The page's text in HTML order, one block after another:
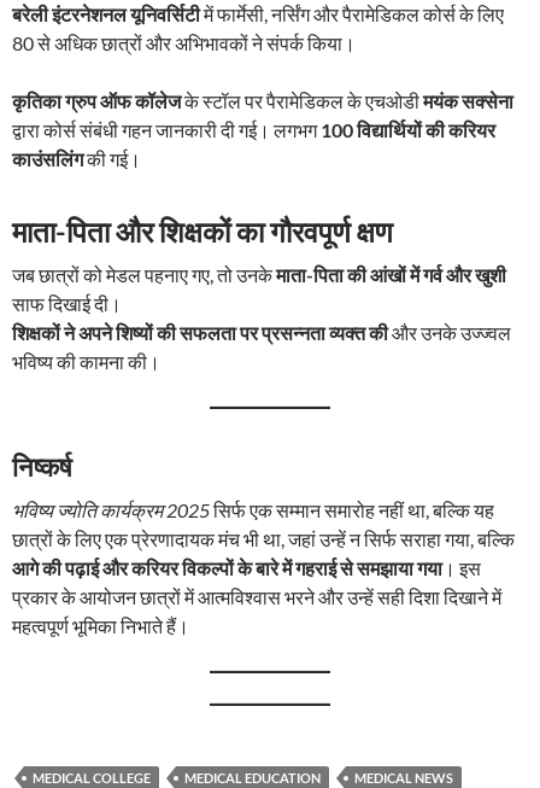
बरेली इंटरनेशनल यूनिवर्सिटीमें फार्मेसी, नर्सिंग और पैरामेडिकल कोर्स के लिए
80 से अधिक छात्रों और अभिभावकों ने संपर्क किया।
कृतिका ग्रुप ऑफ कॉलेजके स्टॉल पर पैरामेडिकल के एचओडीमयंक सक्सेना
द्वारा कोर्स संबंधी गहन जानकारी दी गई। लगभग100 विद्यार्थियों की करियर
काउंसलिंगकी गई।
माता-पिता और शिक्षकों का गौरवपूर्ण क्षण
जब छात्रों को मेडल पहनाए गए, तो उनकेमाता-पिता की आंखों में गर्व और खुशी
साफ दिखाई दी।
शिक्षकों ने अपने शिष्यों की सफलता पर प्रसन्नता व्यक्त कीऔर उनके उज्ज्वल
भविष्य की कामना की।
निष्कर्ष
भविष्य ज्योति कार्यक्रम 2025सिर्फ एक सम्मान समारोह नहीं था, बल्कि यह
छात्रों के लिए एक प्रेरणादायक मंच भी था, जहां उन्हें न सिर्फ सराहा गया, बल्कि
आगे की पढ़ाई और करियर विकल्पों के बारे में गहराई से समझाया गया। इस
प्रकार के आयोजन छात्रों में आत्मविश्वास भरने और उन्हें सही दिशा दिखाने में
महत्वपूर्ण भूमिका निभाते हैं।
MEDICAL COLLEGE MEDICAL EDUCATION
MEDICAL NEWS